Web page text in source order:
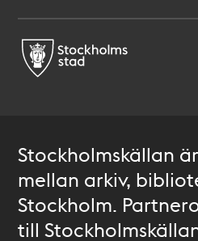
Stockholmskällan
mellan arkiv,
Stockholm.
till